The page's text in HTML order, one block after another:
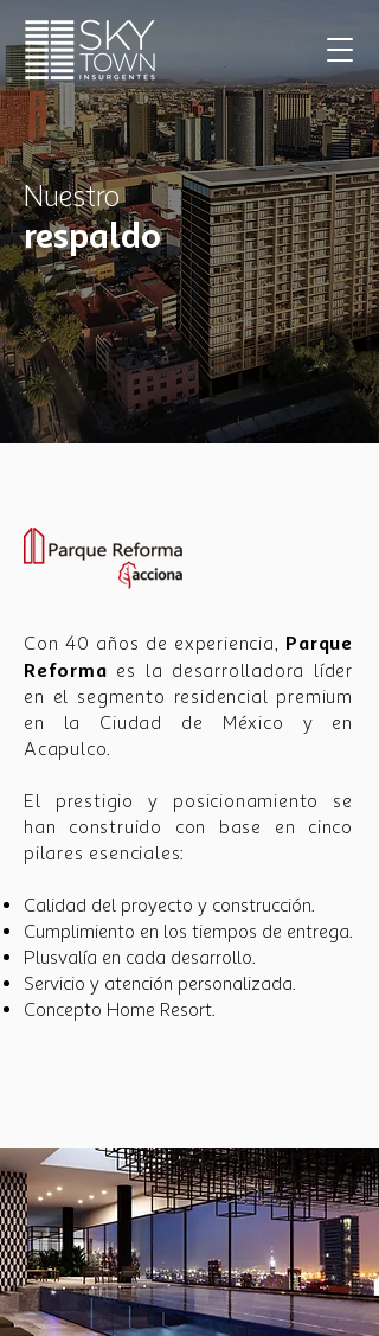
Nuestro
respaldo
Con 40 años de experiencia, Parque
Reforma es la desarrolladora líder
en el segmento residencial premium
en la Ciudad de México y en
Acapulco.
El prestigio y posicionamiento se
han construido con base en cinco
pilares esenciales:
Calidad del proyecto y construcción.
Cumplimiento en los tiempos de entrega.
Plusvalía en cada desarrollo.
Servicio y atención personalizada.
Concepto Home Resort.